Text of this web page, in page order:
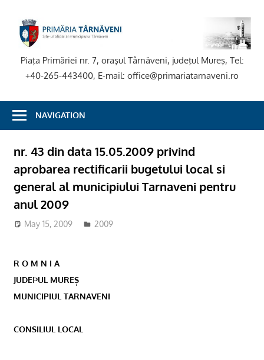
content
Piaţa Primăriei nr. 7, oraşul Târnăveni, judeţul Mureş, Tel:
+40-265-443400, E-mail: office@primariatarnaveni.ro
NAVIGATION
nr. 43 din data 15.05.2009 privind
aprobarea rectificarii bugetului local si
general al municipiului Tarnaveni pentru
anul 2009
May 15, 2009 2009
R O M N I A
JUDEÞUL MUREȘ
MUNICIPIUL TARNAVENI
CONSILIUL LOCAL